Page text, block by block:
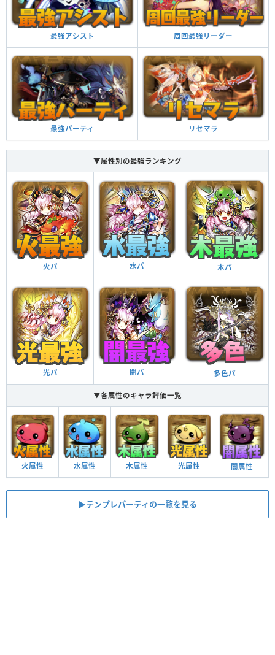
最強アシスト 周回最強リーダー
最強パーティ リセマラ
▼属性別の最強ランキング
火パ 水パ 木パ
光パ 闇パ 多色パ
▼各属性のキャラ評価一覧
火属性 水属性 木属性 光属性 闇属性
▶︎テンプレパーティの一覧を見る